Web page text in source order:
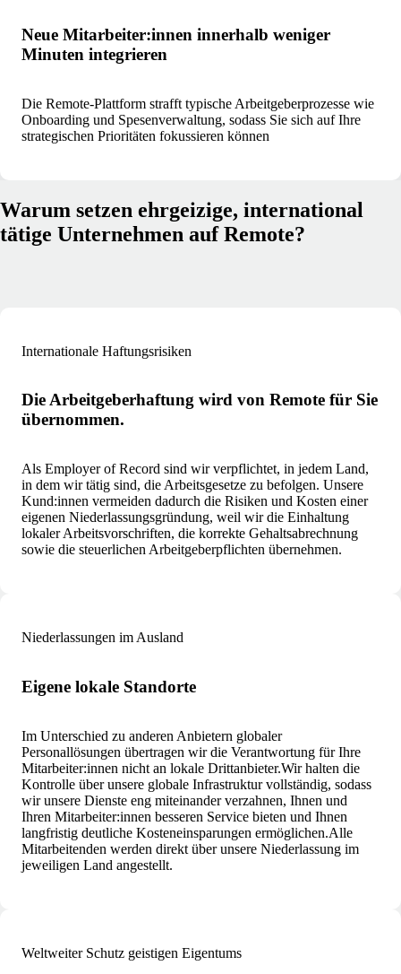
Neue Mitarbeiter:innen innerhalb weniger
Minuten integrieren
Die Remote-Plattform strafft typische Arbeitgeberprozesse wie
Onboarding und Spesenverwaltung, sodass Sie sich auf Ihre
strategischen Prioritäten fokussieren können
Warum setzen ehrgeizige, international
tätige Unternehmen auf Remote?
Internationale Haftungsrisiken
Die Arbeitgeberhaftung wird von Remote für Sie
übernommen.
Als Employer of Record sind wir verpflichtet, in jedem Land,
in dem wir tätig sind, die Arbeitsgesetze zu befolgen. Unsere
Kund:innen vermeiden dadurch die Risiken und Kosten einer
eigenen Niederlassungsgründung, weil wir die Einhaltung
lokaler Arbeitsvorschriften, die korrekte Gehaltsabrechnung
sowie die steuerlichen Arbeitgeberpflichten übernehmen.
Niederlassungen im Ausland
Eigene lokale Standorte
Im Unterschied zu anderen Anbietern globaler
Personallösungen übertragen wir die Verantwortung für Ihre
Mitarbeiter:innen nicht an lokale Drittanbieter.Wir halten die
Kontrolle über unsere globale Infrastruktur vollständig, sodass
wir unsere Dienste eng miteinander verzahnen, Ihnen und
Ihren Mitarbeiter:innen besseren Service bieten und Ihnen
langfristig deutliche Kosteneinsparungen ermöglichen.Alle
Mitarbeitenden werden direkt über unsere Niederlassung im
jeweiligen Land angestellt.
Weltweiter Schutz geistigen Eigentums